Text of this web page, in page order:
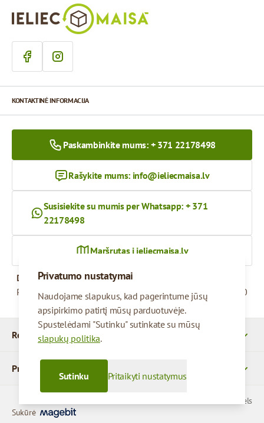
Privatumo nustatymai
Naudojame slapukus, kad pagerintume jūsų
apsipirkimo patirtį mūsų parduotuvėje.
Spustelėdami "Sutinku" sutinkate su mūsų
slapukų politika.
Pritaikyti nustatymus
Sutinku
Rekvizitai
Produktai
KONTAKTINĖ INFORMACIJA
Paskambinkite mums: + 371 22178498
Rašykite mums: info@ieliecmaisa.lv
Susisiekite su mumis per Whatsapp: + 371
22178498
Maršrutas į ieliecmaisa.lv
Darbo valandos
Pirmadienis – penktadienis
09:00 - 17:00
© 2026 SIA Parcels
Sukūrė